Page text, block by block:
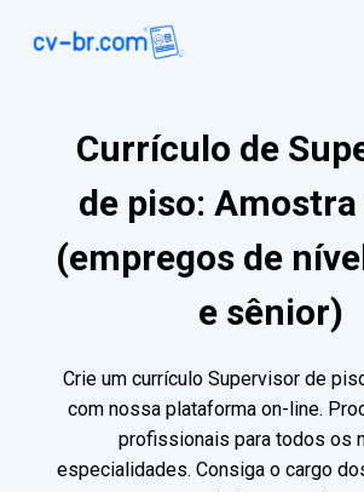
Currículo de
de piso: Amostra
(empregos de
e sênior)
Crie um currículo Supervisor de
com nossa plataforma on-line.
profissionais para todos os
especialidades. Consiga o cargo